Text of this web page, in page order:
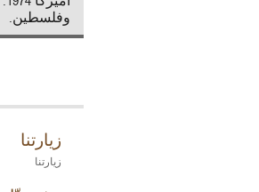
وفلسطين.
زيارتنا
زيارتنا